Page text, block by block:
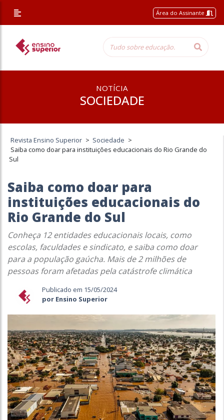
Área do Assinante
NOTÍCIA
SOCIEDADE
Revista Ensino Superior > Sociedade >
Saiba como doar para instituições educacionais do Rio Grande do
Sul
Saiba como doar para
instituições educacionais do
Rio Grande do Sul
Conheça 12 entidades educacionais locais, como
escolas, faculdades e sindicato, e saiba como doar
para a população gaúcha. Mais de 2 milhões de
pessoas foram afetadas pela catástrofe climática
Publicado em 15/05/2024
por Ensino Superior